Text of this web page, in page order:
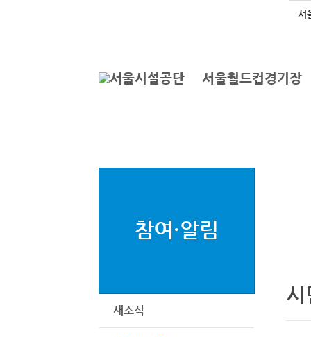
서울월드컵경기장
서
참여·알림
새소식
시